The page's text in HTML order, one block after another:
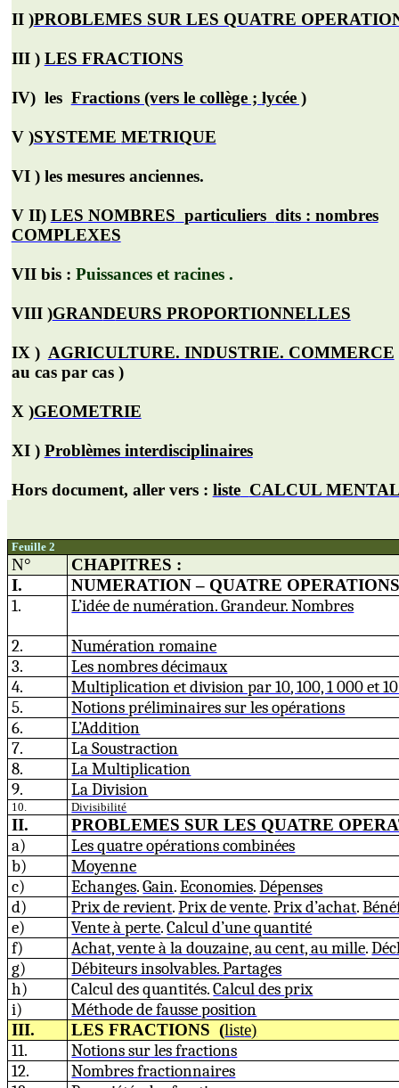
II )PROBLEMES SUR LES QUATRE
III ) LES FRACTIONS
IV) les Fractions (vers le collège ; lycée )
V )SYSTEME METRIQUE
VI )les mesures anciennes.
V II) LES NOMBRES particuliers dits : nombres
COMPLEXES
VII bis : Puissances et racines .
VIII )GRANDEURS PROPORTIONNELLES
IX ) AGRICULTURE. INDUSTRIE. COMMERCE
au cas par cas )
X )GEOMETRIE
XI ) Problèmes interdisciplinaires
Hors document, aller vers : liste CALCUL
Feuille 2
N° CHAPITRES :
I.
NUMERATION – QUATRE
1. L’idée de numération. Grandeur. Nombres
2.
Numération romaine
3.
Les nombres décimaux
4.
Multiplication et division par 10, 100, 1 000 et
5.
Notions préliminaires sur les opérations
6.
L’Addition
7.
La Soustraction
8.
La Multiplication
9.
La Division
10. Divisibilité
II. PROBLEMES SUR LES QUATRE
a) Les quatre opérations combinées
b)
Moyenne
c)
Echanges.Gain.Economies.Dépenses
d)
Prix de revient.Prix de vente.Prix d’achat.
e)
Vente à perte.Calcul d’une quantité
f)
Achat, vente à la douzaine, au cent, au mille.
g)
Débiteursinsolvables.Partages
h)
Calcul des quantités.Calculdesprix
i)
Méthode de fausse position
III. LES FRACTIONS (liste)
11. Notions surles fractions
12.
Nombresfractionnaires